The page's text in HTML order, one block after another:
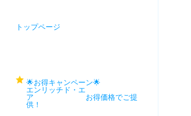
トップページ
🌟お得キャンペーン🌟
エンリッチド・エ
ア お得価格でご提
供！